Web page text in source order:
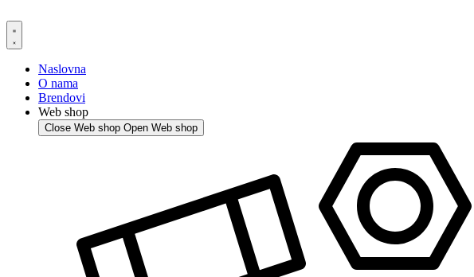
to
content
Naslovna
O nama
Brendovi
Web shop
Close Web shop Open Web shop